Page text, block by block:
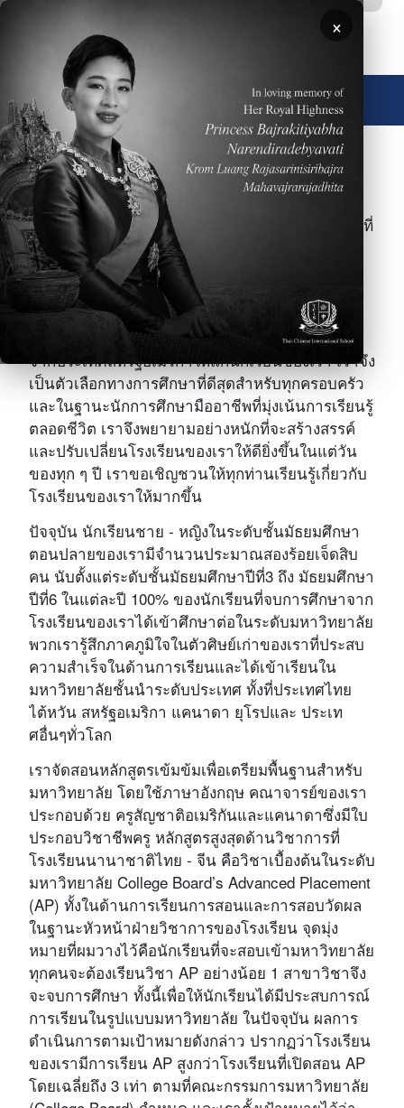
ข้ามไปยังเนื้อหาหลัก
🌐 ประเทศไทย
ภาพ
ขอต้อนรับสู่โรงเรียนนานาชาติไทย - จีน ระดับ
มัธยมศึกษาตอนปลาย ซึ่งกำลังจะก้าวไปสู่ความเป็นที่
หนึ่งของโรงเรียนนานาชาติในประเทศไทย และเรา
ยังเป็นโรงเรียนที่มีความคุ้มทุนที่สุด ด้วยการคืนผล
ตอบแทนที่คุ้มค่า! โรงเรียนนานาชาติไทย - จีนเป็น
โรงเรียนที่ไม่หวังผลกำไร และเป็นองค์กรที่อุทิศตน
เพื่อมอบการศึกษาที่ดีที่สุดตามมาตรฐานการรับรอง
จากประเทศสหรัฐอเมริกาให้แก่นักเรียนของเรา เราจึง
เป็นตัวเลือกทางการศึกษาที่ดีสุดสำหรับทุกครอบครัว
และในฐานะนักการศึกษามืออาชีพที่มุ่งเน้นการเรียนรู้
ตลอดชีวิต เราจึงพยายามอย่างหนักที่จะสร้างสรรค์
และปรับเปลี่ยนโรงเรียนของเราให้ดียิ่งขึ้นในแต่วัน
ของทุก ๆ ปี เราขอเชิญชวนให้ทุกท่านเรียนรู้เกี่ยวกับ
โรงเรียนของเราให้มากขึ้น
ปัจจุบัน นักเรียนชาย - หญิงในระดับชั้นมัธยมศึกษา
ตอนปลายของเรามีจำนวนประมาณสองร้อยเจ็ดสิบ
คน นับตั้งแต่ระดับชั้นมัธยมศึกษาปีที่3 ถึง มัธยมศึกษา
ปีที่6 ในแต่ละปี 100% ของนักเรียนที่จบการศึกษาจาก
โรงเรียนของเราได้เข้าศึกษาต่อในระดับมหาวิทยาลัย
พวกเรารู้สึกภาคภูมิใจในตัวศิษย์เก่าของเราที่ประสบ
ความสำเร็จในด้านการเรียนและได้เข้าเรียนใน
มหาวิทยาลัยชั้นนำระดับประเทศ ทั้งที่ประเทศไทย
ไต้หวัน สหรัฐอเมริกา แคนาดา ยุโรปและ ประเท
ศอื่นๆทั่วโลก
เราจัดสอนหลักสูตรเข้มข้มเพื่อเตรียมพื้นฐานสำหรับ
มหาวิทยาลัย โดยใช้ภาษาอังกฤษ คณาจารย์ของเรา
ประกอบด้วย ครูสัญชาติอเมริกันและแคนาดาซึ่งมีใบ
ประกอบวิชาชีพครู หลักสูตรสูงสุดด้านวิชาการที่
โรงเรียนนานาชาติไทย - จีน คือวิชาเบื้องต้นในระดับ
มหาวิทยาลัย College Board’s Advanced Placement
(AP) ทั้งในด้านการเรียนการสอนและการสอบวัดผล
ในฐานะหัวหน้าฝ่ายวิชาการของโรงเรียน จุดมุ่ง
หมายที่ผมวางไว้คือนักเรียนที่จะสอบเข้ามหาวิทยาลัย
ทุกคนจะต้องเรียนวิชา AP อย่างน้อย 1 สาขาวิชาจึง
จะจบการศึกษา ทั้งนี้เพื่อให้นักเรียนได้มีประสบการณ์
การเรียนในรูปแบบมหาวิทยาลัย ในปัจจุบัน ผลการ
ดำเนินการตามเป้าหมายดังกล่าว ปรากฏว่าโรงเรียน
ของเรามีการเรียน AP สูงกว่าโรงเรียนที่เปิดสอน AP
โดยเฉลี่ยถึง 3 เท่า ตามที่คณะกรรมการมหาวิทยาลัย
×